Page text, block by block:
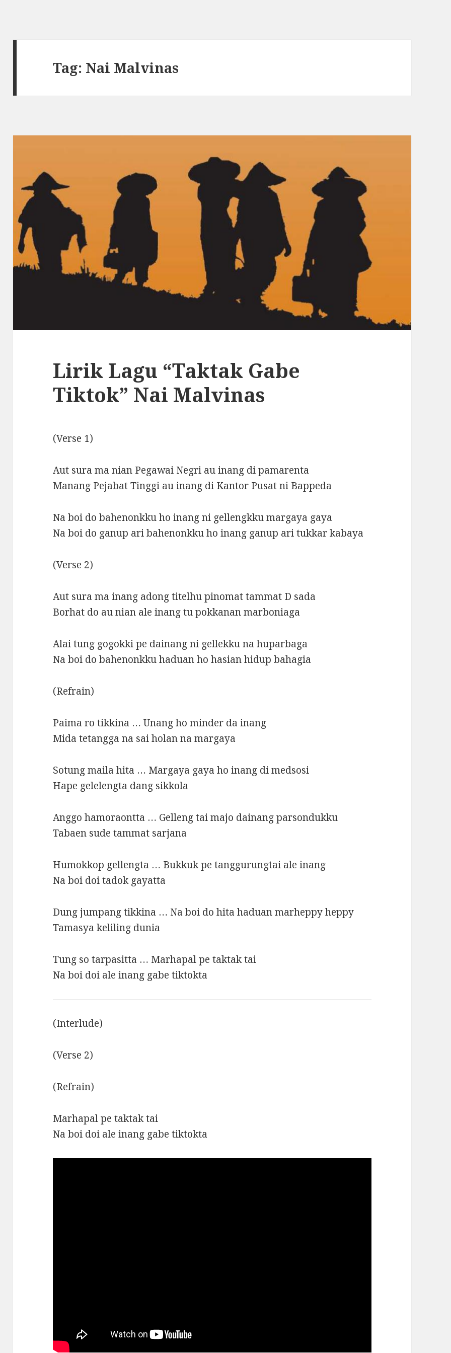
Tag: Nai Malvinas
Lirik Lagu “Taktak Gabe
Tiktok” Nai Malvinas
(Verse 1)
Aut sura ma nian Pegawai Negri au inang di pamarenta
Manang Pejabat Tinggi au inang di Kantor Pusat ni Bappeda
Na boi do bahenonkku ho inang ni gellengkku margaya gaya
Na boi do ganup ari bahenonkku ho inang ganup ari tukkar kabaya
(Verse 2)
Aut sura ma inang adong titelhu pinomat tammat D sada
Borhat do au nian ale inang tu pokkanan marboniaga
Alai tung gogokki pe dainang ni gellekku na huparbaga
Na boi do bahenonkku haduan ho hasian hidup bahagia
(Refrain)
Paima ro tikkina … Unang ho minder da inang
Mida tetangga na sai holan na margaya
Sotung maila hita … Margaya gaya ho inang di medsosi
Hape gelelengta dang sikkola
Anggo hamoraontta … Gelleng tai majo dainang parsondukku
Tabaen sude tammat sarjana
Humokkop gellengta … Bukkuk pe tanggurungtai ale inang
Na boi doi tadok gayatta
Dung jumpang tikkina … Na boi do hita haduan marheppy heppy
Tamasya keliling dunia
Tung so tarpasitta … Marhapal pe taktak tai
Na boi doi ale inang gabe tiktokta
(Interlude)
(Verse 2)
(Refrain)
Marhapal pe taktak tai
Na boi doi ale inang gabe tiktokta